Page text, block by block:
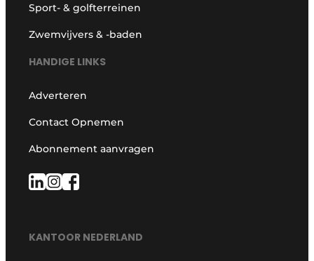
Sport- & golfterreinen
Zwemvijvers & -baden
HANDIGE LINKS
Adverteren
Contact Opnemen
Abonnement aanvragen
KANTOOR NEDERLAND